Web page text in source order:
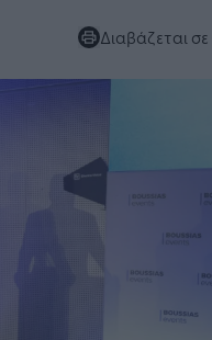
Διαβάζεται σε